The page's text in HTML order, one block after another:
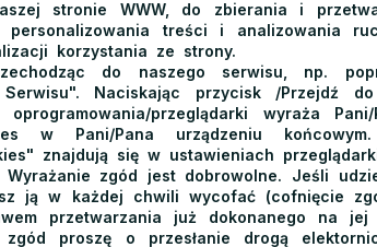
ale także piękne widoki – schronisko
szczytów w Pieninach.Serwujemy doskonałe
polskiej. Korzystamy z tradycyjnych przepisów i
schronisko.
kwaśnicę z żeberkiem czy gulasz po myśliwsku.
a także kotlet po flisacku z ziemniakami.
Szczególnie polecamy pierogi z bryndzą
bacowskie ze szpinakiem, karczkiem i
stronie WWW, do zbierania i
treści i analizowania
korzystania ze strony.
do naszego serwisu, np.
Naciskając przycisk /Przejdź
oprogramowania/przeglądarki wyraża
w Pani/Pana urządzeniu końcowym.
znajdują się w ustawieniach
zgód jest dobrowolne. Jeśli
ją w każdej chwili wycofać (cofnięcie
przetwarzania już dokonanego na jej
proszę o przesłanie drogą